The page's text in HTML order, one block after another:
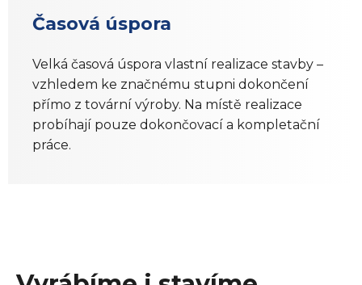
Časová úspora
Velká časová úspora vlastní realizace stavby –
vzhledem ke značnému stupni dokončení
přímo z tovární výroby. Na místě realizace
probíhají pouze dokončovací a kompletační
práce.